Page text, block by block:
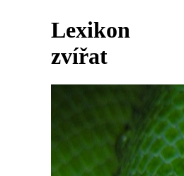
Lexikon
zvířat